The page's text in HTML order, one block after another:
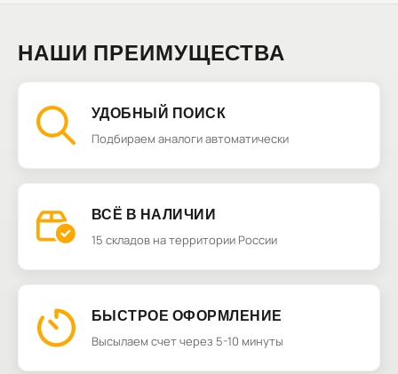
НАШИ ПРЕИМУЩЕСТВА
УДОБНЫЙ ПОИСК
Подбираем аналоги автоматически
ВСЁ В НАЛИЧИИ
15 складов на территории России
БЫСТРОЕ ОФОРМЛЕНИЕ
Высылаем счет через 5-10 минуты